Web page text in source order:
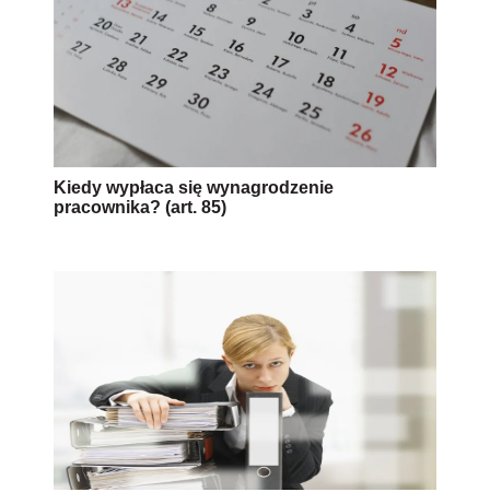
Kiedy wypłaca się wynagrodzenie
pracownika? (art. 85)